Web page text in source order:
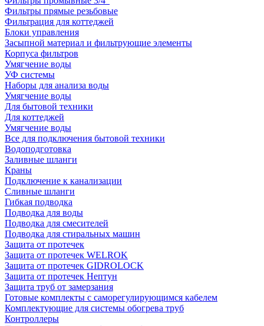
Фильтры прямые резьбовые
Фильтрация для коттеджей
Блоки управления
Засыпной материал и фильтрующие элементы
Корпуса фильтров
Умягчение воды
УФ системы
Наборы для анализа воды
Умягчение воды
Для бытовой техники
Для коттеджей
Умягчение воды
Все для подключения бытовой техники
Водоподготовка
Заливные шланги
Краны
Подключение к канализации
Сливные шланги
Гибкая подводка
Подводка для воды
Подводка для смесителей
Подводка для стиральных машин
Защита от протечек
Защита от протечек WELROK
Защита от протечек GIDROLOCK
Защита от протечек Нептун
Защита труб от замерзания
Готовые комплекты с саморегулирующимся кабелем
Комплектующие для системы обогрева труб
Контроллеры